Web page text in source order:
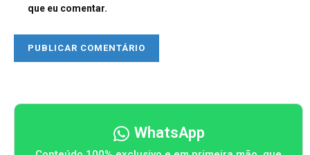
que eu comentar.
WhatsApp